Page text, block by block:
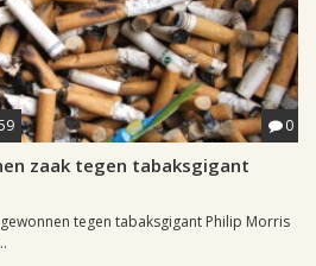
0
zaak tegen tabaksgigant
tegen tabaksgigant Philip Morris